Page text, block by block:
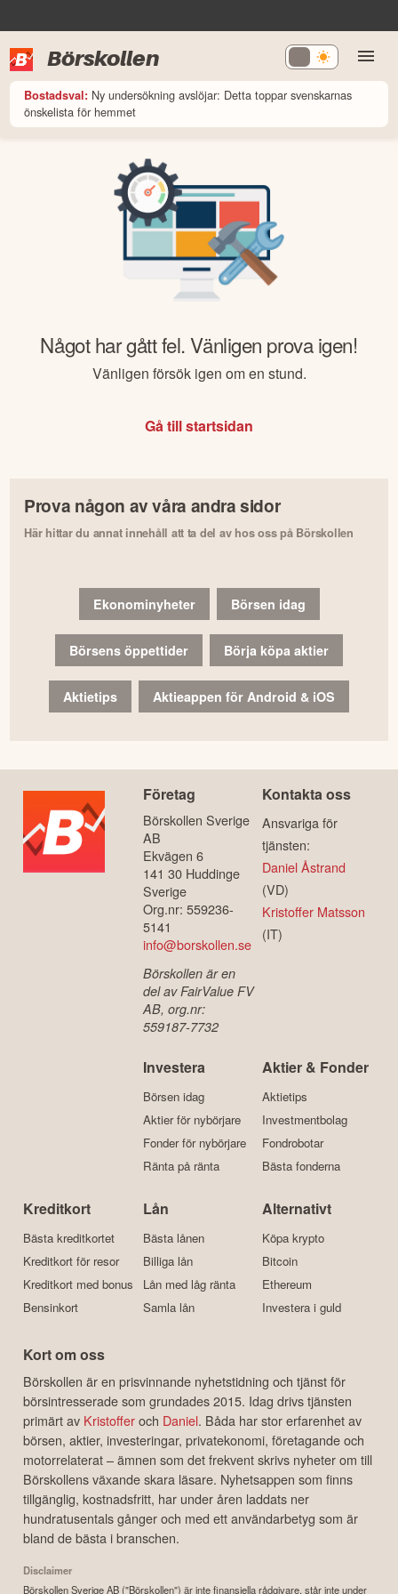
Börskollen
Bostadsval: Ny undersökning avslöjar: Detta toppar svenskarnas
önskelista för hemmet
Något har gått fel. Vänligen prova igen!
Vänligen försök igen om en stund.
Gå till startsidan
Prova någon av våra andra sidor
Här hittar du annat innehåll att ta del av hos oss på Börskollen
Ekonominyheter Börsen idag
Börsens öppettider Börja köpa aktier
Aktietips Aktieappen för Android & iOS
Företag
Börskollen Sverige
AB
Ekvägen 6
141 30 Huddinge
Sverige
Org.nr: 559236-
5141
info@borskollen.se
Börskollen är en
del av FairValue FV
AB, org.nr:
559187-7732
Kontakta oss
Ansvariga för
tjänsten:
Daniel Åstrand
(VD)
Kristoffer Matsson
(IT)
Investera
Börsen idag
Aktier för nybörjare
Fonder för nybörjare
Ränta på ränta
Aktier & Fonder
Aktietips
Investmentbolag
Fondrobotar
Bästa fonderna
Kreditkort
Bästa kreditkortet
Kreditkort för resor
Kreditkort med bonus
Bensinkort
Lån
Bästa lånen
Billiga lån
Lån med låg ränta
Samla lån
Alternativt
Köpa krypto
Bitcoin
Ethereum
Investera i guld
Kort om oss
Börskollen är en prisvinnande nyhetstidning och tjänst för
börsintresserade som grundades 2015. Idag drivs tjänsten
primärt av Kristofferoch Daniel. Båda har stor erfarenhet av
börsen, aktier, investeringar, privatekonomi, företagande och
motorrelaterat – ämnen som det frekvent skrivs nyheter om till
Börskollens växande skara läsare. Nyhetsappen som finns
tillgänglig, kostnadsfritt, har under åren laddats ner
hundratusentals gånger och med ett användarbetyg som är
bland de bästa i branschen.
Disclaimer
Börskollen Sverige AB ("Börskollen") är inte finansiella rådgivare, står inte under